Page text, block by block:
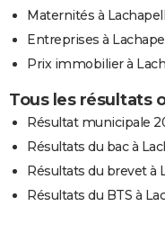
Maternités à
Entreprises à
Prix immobilier à
Tous les résultats
Résultat municipale
Résultats du bac à
Résultats du brevet à
Résultats du BTS à